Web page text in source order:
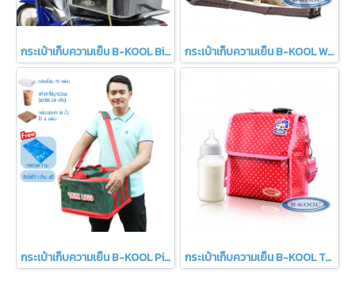
กระเป๋าเก็บความเย็น B-KOOL Big Version กระเป๋าเก็บความเย็น B-KOOL Working Mom C
กระเป๋าเก็บความเย็น B-KOOL Pizzary Plus(copy) กระเป๋าเก็บความเย็น B-KOOL Toddler